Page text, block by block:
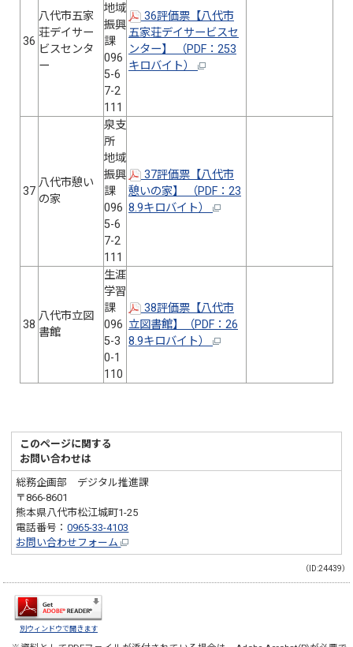
36
八代市五家
荘デイサー
ビスセンタ
ー
地域
振興
課
096
5-6
7-2
111
36評価票【八代市
五家荘デイサービスセ
ンター】 （PDF：253
キロバイト）
37
八代市憩い
の家
泉支
所
地域
振興
課
096
5-6
7-2
111
37評価票【八代市
憩いの家】 （PDF：23
8.9キロバイト）
38
八代市立図
書館
生涯
学習
課
096
5-3
0-1
110
38評価票【八代市
立図書館】（PDF：26
8.9キロバイト）
このページに関する
お問い合わせは
総務企画部 デジタル推進課
〒866-8601
熊本県八代市松江城町1-25
電話番号：0965-33-4103
お問い合わせフォーム
（ID:24439）
別ウィンドウで開きます